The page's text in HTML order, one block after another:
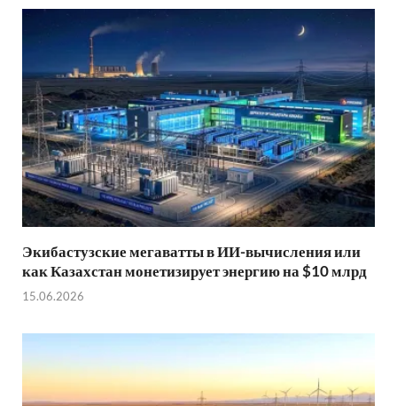
Экибастузские мегаватты в ИИ-вычисления или
как Казахстан монетизирует энергию на $10 млрд
15.06.2026